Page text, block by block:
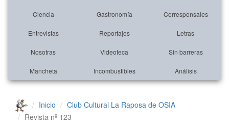
Ciencia Gastronomía Corresponsales
Entrevistas Reportajes Letras
Nosotras Videoteca Sin barreras
Mancheta Incombustibles Análisis
Inicio
Club Cultural La Raposa de OSIA
Revista nº 123